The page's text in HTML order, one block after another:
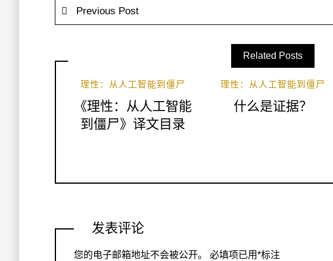
Previous Post
Related Posts
理性：从人工智能到僵尸
《理性：从人工智能
到僵尸》译文目录
理性：从人工智能到僵尸
什么是证据？
发表评论
您的电子邮箱地址不会被公开。 必填项已用*标注